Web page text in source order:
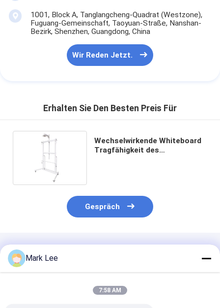
1001, Block A, Tanglangcheng-Quadrat (Westzone),
Fuguang-Gemeinschaft, Taoyuan-Straße, Nanshan-
Bezirk, Shenzhen, Guangdong, China
Wir Reden Jetzt.
Erhalten Sie Den Besten Preis Für
Wechselwirkende Whiteboard
Tragfähigkeit des
Gespräch
Empfohlene Produkte
Mark Lee
7:58 AM